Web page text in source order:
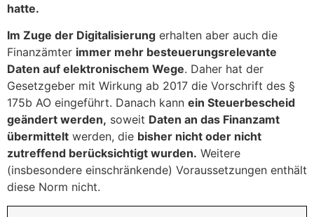
hatte.
Im Zuge der Digitalisierung erhalten aber auch die
Finanzämter immer mehr besteuerungsrelevante
Daten auf elektronischem Wege. Daher hat der
Gesetzgeber mit Wirkung ab 2017 die Vorschrift des §
175b AO eingeführt. Danach kann ein Steuerbescheid
geändert werden, soweit Daten an das Finanzamt
übermittelt werden, die bisher nicht oder nicht
zutreffend berücksichtigt wurden. Weitere
(insbesondere einschränkende) Voraussetzungen enthält
diese Norm nicht.